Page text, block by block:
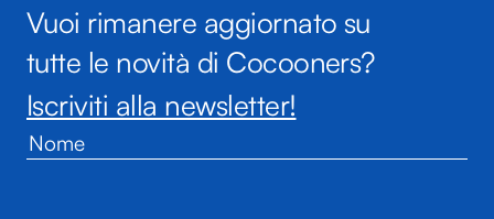
Vuoi rimanere aggiornato su
tutte le novità di Cocooners?
Iscriviti alla newsletter!